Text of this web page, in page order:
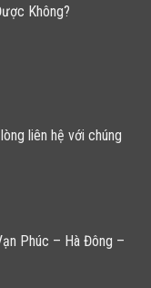
Không?
liên hệ với chúng
Phúc – Hà Đông –